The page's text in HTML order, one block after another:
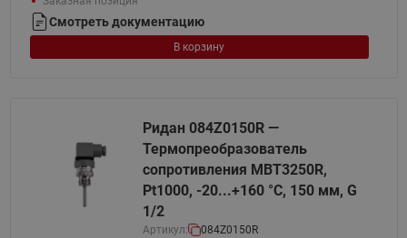
Смотреть документацию
В корзину
Ридан 084Z0150R —
Термопреобразователь
сопротивления MBT3250R,
Pt1000, -20...+160 °С, 150 мм, G
1/2
Артикул:
084Z0150R